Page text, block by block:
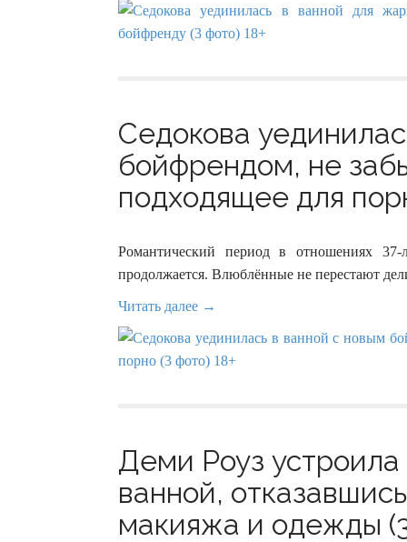
Седокова
бойфрендом, не
подходящее для
Романтический период в отношениях
продолжается. Влюблённые не перестают
Читать далее →
Деми Роуз
ванной,
макияжа и одежды